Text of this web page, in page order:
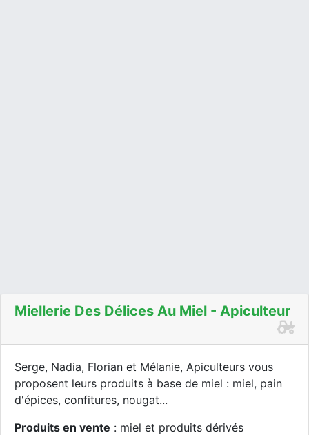
Miellerie Des Délices Au Miel - Apiculteur
Serge, Nadia, Florian et Mélanie, Apiculteurs vous
proposent leurs produits à base de miel : miel, pain
d'épices, confitures, nougat...
Produits en vente : miel et produits dérivés